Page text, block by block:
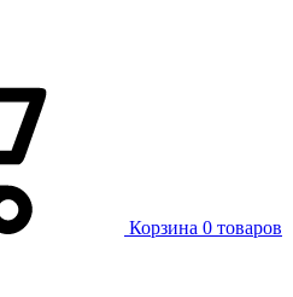
Корзина 0 товаров